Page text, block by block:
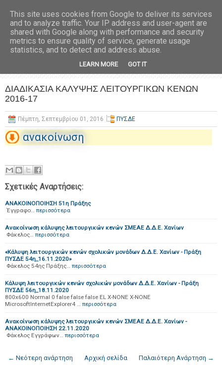
ΔΙΑΔΙΚΑΣΙΑ ΚΑΛΥΨΗΣ ΛΕΙΤΟΥΡΓΙΚΩΝ ΚΕΝΩΝ
2016-17
Πέμπτη, Σεπτεμβρίου 01, 2016 ΠΥΣΔΕ
ανακοίνωση
Σχετικές Αναρτήσεις:
ΑΝΑΚΟΙΝΟΠΟΙΗΣΗ 51η Πράξης
Έγγραφο… περισσότερα
Ανακοίνωση κάλυψης λειτουργικών κενών ΣΜΕΑΕ Δ.Δ.Ε. Χανίων
Φάκελος… περισσότερα
«Κάλυψη λειτουργικών κενών σχολικών μονάδων Δ.Δ.Ε. Χανίων - Πράξη
ΠΥΣΔΕ 54η_16.11.2020»
Φάκελος 54ης Πράξης… περισσότερα
Κάλυψη λειτουργικών κενών σχολικών μονάδων Δ.Δ.Ε. Χανίων - Πράξη
ΠΥΣΔΕ 56η_18.11.2020
800x600 Normal 0 false false false EL X-NONE X-NONE
MicrosoftInternetExplorer4 … περισσότερα
Ανακοίνωση κάλυψης λειτουργικών κενών ΣΜΕΑΕ Δ.Δ.Ε. Χανίων -
ΑΝΑΚΟΙΝΟΠΟΙΗΣΗ 22.11.2020
Φάκελος Εγγράφων… περισσότερα
← Νεότερη ανάρτηση Παλαιότερη Ανάρτηση →
Αρχική σελίδα
This site uses cookies from Google to deliver its services
and to analyze traffic. Your IP address and user-agent are
shared with Google along with performance and security
metrics to ensure quality of service, generate usage
statistics, and to detect and address abuse.
LEARN MORE GOT IT